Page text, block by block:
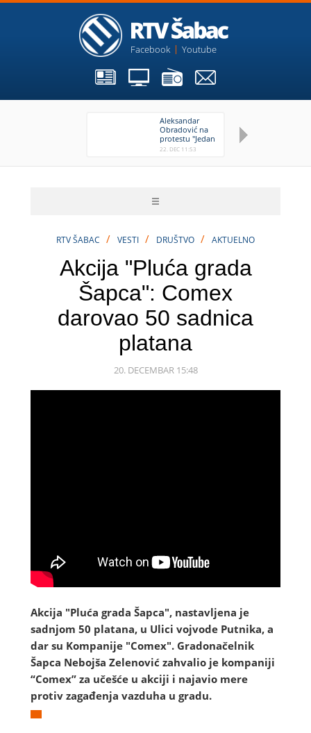
Facebook Youtube
Aleksandar
Obradović na
protestu "Jedan
od pet miliona"
22. DEC 11:53
RTV ŠABAC / VESTI / DRUŠTVO / AKTUELNO
Akcija "Pluća grada
Šapca": Comex
darovao 50 sadnica
platana
20. DECEMBAR 15:48
Akcija "Pluća grada Šapca", nastavljena je
sadnjom 50 platana, u Ulici vojvode Putnika, a
dar su Kompanije "Comex". Gradonačelnik
Šapca Nebojša Zelenović zahvalio je kompaniji
“Comex” za učešće u akciji i najavio mere
protiv zagađenja vazduha u gradu.